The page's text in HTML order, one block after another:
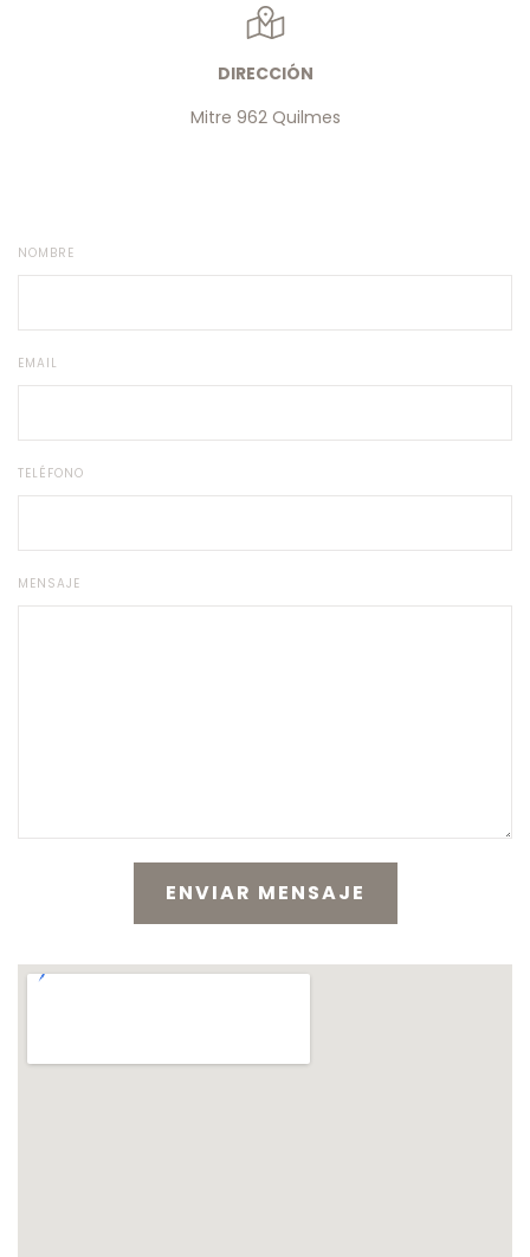
DIRECCIÓN
Mitre 962 Quilmes
NOMBRE
EMAIL
TELÉFONO
MENSAJE